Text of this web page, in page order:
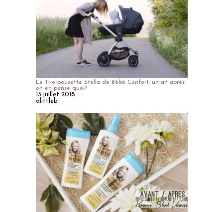
Le Trio-pousette Stella de Bébé Confort, un an après
on en pense quoi?
13 juillet 2018
alittleb